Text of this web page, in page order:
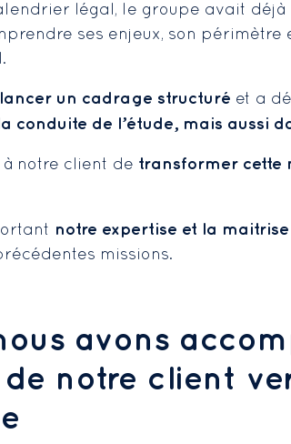
légal, le groupe avait déjà
ses enjeux, son
lancer un cadrage structuré et a
conduite de l’étude, mais aussi
notre client de transformer cette
notre expertise et la
missions.
avons
notre client